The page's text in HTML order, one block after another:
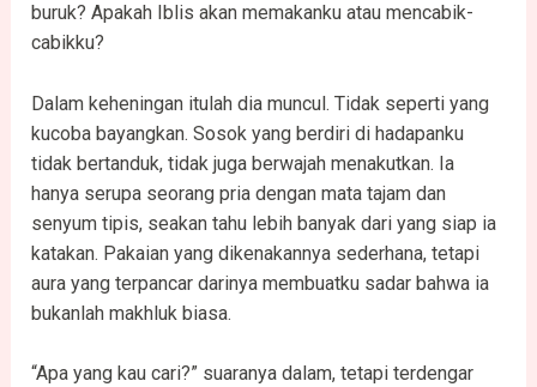
buruk? Apakah Iblis akan memakanku atau mencabik-
cabikku?
Dalam keheningan itulah dia muncul. Tidak seperti yang
kucoba bayangkan. Sosok yang berdiri di hadapanku
tidak bertanduk, tidak juga berwajah menakutkan. Ia
hanya serupa seorang pria dengan mata tajam dan
senyum tipis, seakan tahu lebih banyak dari yang siap ia
katakan. Pakaian yang dikenakannya sederhana, tetapi
aura yang terpancar darinya membuatku sadar bahwa ia
bukanlah makhluk biasa.
“Apa yang kau cari?” suaranya dalam, tetapi terdengar